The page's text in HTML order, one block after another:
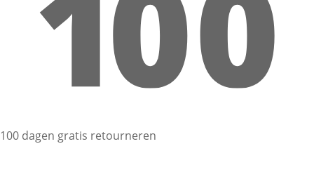
100 dagen gratis retourneren